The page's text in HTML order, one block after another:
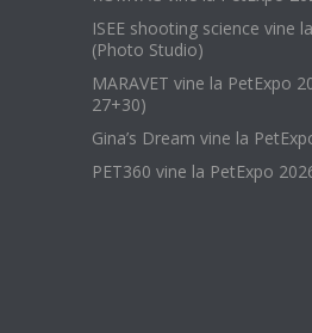
ISEE shooting science vine
(Photo Studio)
MARAVET vine la PetExpo
27+30)
Gina’s Dream vine la
PET360 vine la PetExpo